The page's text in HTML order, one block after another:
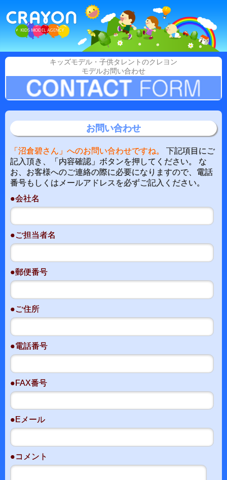
キッズモデル・子供タレントのクレヨン
モデルお問い合わせ
お問い合わせ
「沼倉碧さん」へのお問い合わせですね。
下記項目にご
記入頂き、「内容確認」ボタンを押してください。 な
お、お客様へのご連絡の際に必要になりますので、電話
番号もしくはメールアドレスを必ずご記入ください。
●会社名
●ご担当者名
●郵便番号
●ご住所
●電話番号
●FAX番号
●Eメール
●コメント